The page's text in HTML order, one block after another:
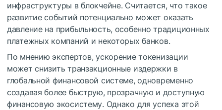
инфраструктуры в блокчейне. Считается, что такое
развитие событий потенциально может оказать
давление на прибыльность, особенно традиционных
платежных компаний и некоторых банков.
По мнению экспертов, ускорение токенизации
может снизить транзакционные издержки в
глобальной финансовой системе, одновременно
создавая более быструю, прозрачную и доступную
финансовую экосистему. Однако для успеха этой